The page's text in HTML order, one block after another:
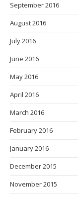
September 2016
August 2016
July 2016
June 2016
May 2016
April 2016
March 2016
February 2016
January 2016
December 2015
November 2015